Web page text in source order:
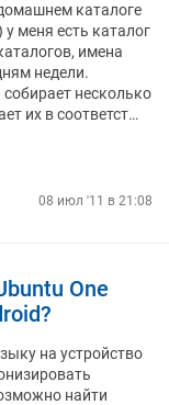
каталоге
меня есть каталог
имена
недели.
несколько
их в соответст…
08 июл '11 в 21:08
One
на устройство
найти